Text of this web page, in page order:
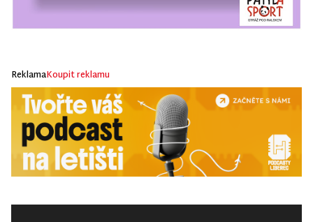
ReklamaKoupit reklamu